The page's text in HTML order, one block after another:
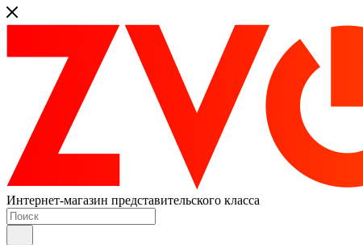
Интернет-магазин представительского класса